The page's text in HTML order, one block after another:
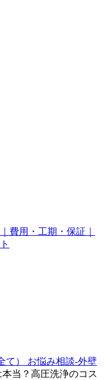
費用・工期・保証｜
て）
お悩み相談-外壁
当？高圧洗浄のコス